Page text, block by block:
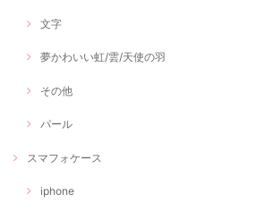
文字
夢かわいい虹/雲/天使の羽
その他
パール
スマフォケース
iphone